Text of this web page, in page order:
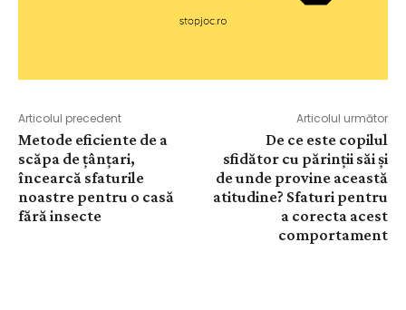
Articolul precedent
Metode eficiente de a
scăpa de țânțari,
încearcă sfaturile
noastre pentru o casă
fără insecte
Articolul următor
De ce este copilul
sfidător cu părinții săi și
de unde provine această
atitudine? Sfaturi pentru
a corecta acest
comportament